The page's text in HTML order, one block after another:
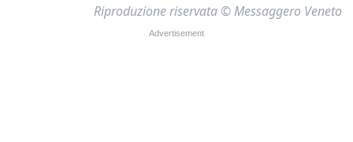
Riproduzione riservata © Messaggero Veneto